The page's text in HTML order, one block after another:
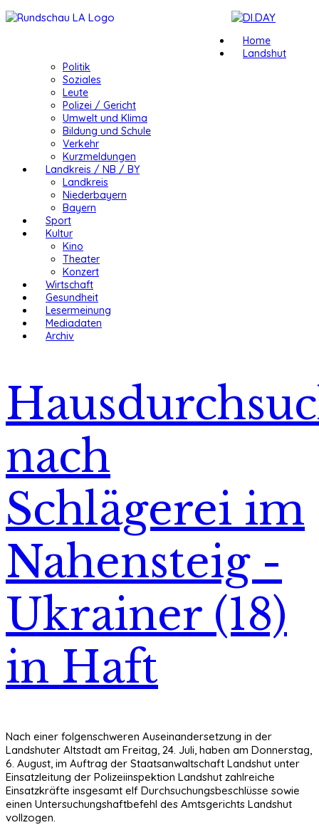
Home
Landshut
Politik
Soziales
Leute
Polizei / Gericht
Umwelt und Klima
Bildung und Schule
Verkehr
Kurzmeldungen
Landkreis / NB / BY
Landkreis
Niederbayern
Bayern
Sport
Kultur
Kino
Theater
Konzert
Wirtschaft
Gesundheit
Lesermeinung
Mediadaten
Archiv
nach
Schlägerei im
Nahensteig -
Ukrainer (18)
in Haft
Nach einer folgenschweren Auseinandersetzung in der
Landshuter Altstadt am Freitag, 24. Juli, haben am Donnerstag,
6. August, im Auftrag der Staatsanwaltschaft Landshut unter
Einsatzleitung der Polizeiinspektion Landshut zahlreiche
Einsatzkräfte insgesamt elf Durchsuchungsbeschlüsse sowie
einen Untersuchungshaftbefehl des Amtsgerichts Landshut
vollzogen.